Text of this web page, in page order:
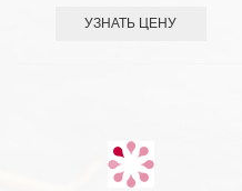
УЗНАТЬ ЦЕНУ